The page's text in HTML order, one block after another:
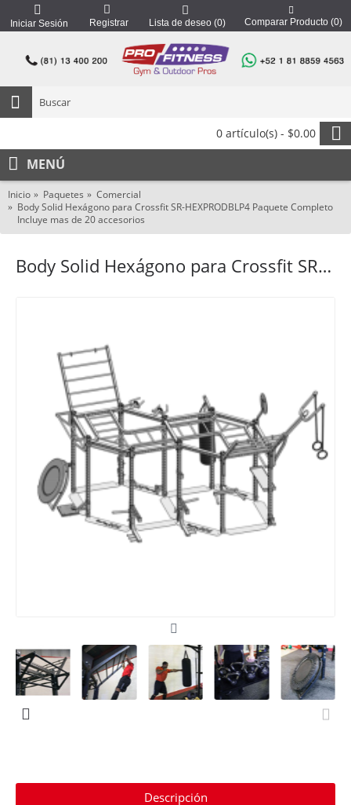
Iniciar Sesión Registrar Lista de deseo (0) Comparar Producto (0)
0 artículo(s) - $0.00
MENÚ
Inicio Paquetes
Comercial
Body Solid Hexágono para Crossfit SR-HEXPRODBLP4 Paquete Completo
Incluye mas de 20 accesorios
Body Solid Hexágono para Crossfit SR-HEXPRODBLP4 Paquete Completo Incluye mas de 20 accesorios
Descripción